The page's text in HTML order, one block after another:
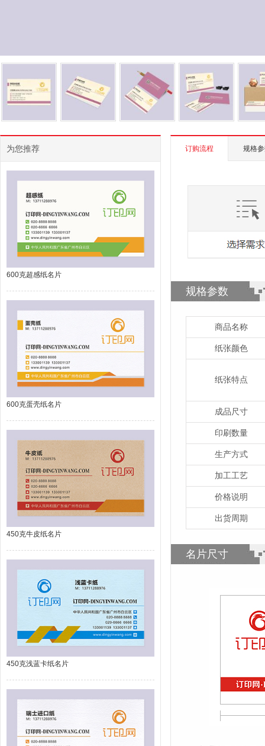
为您推荐
600克超感纸名片
600克蛋壳纸名片
450克牛皮纸名片
450克浅蓝卡纸名片
订购流程 规格
规格参数
商品名称
纸张颜色
纸张特点
成品尺寸
印刷数量
生产方式
加工工艺
价格说明
出货周期
名片尺寸